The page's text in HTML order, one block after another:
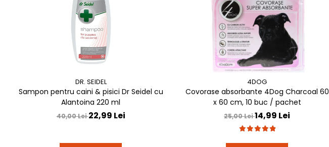
DR. SEIDEL
Sampon pentru caini & pisici Dr Seidel cu
Alantoina 220 ml
40,00 Lei22,99 Lei
4DOG
Covorase absorbante 4Dog Charcoal 60
x 60 cm, 10 buc / pachet
25,00 Lei14,99 Lei